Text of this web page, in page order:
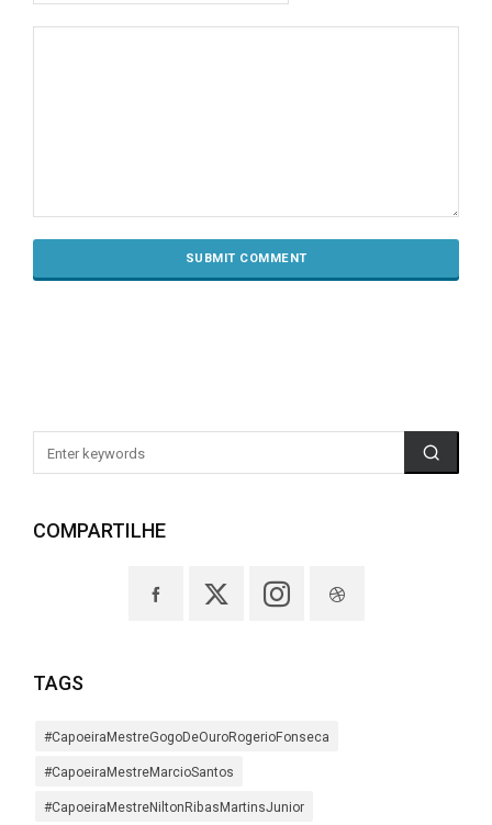
COMPARTILHE
TAGS
#CapoeiraMestreGogoDeOuroRogerioFonseca
#CapoeiraMestreMarcioSantos
#CapoeiraMestreNiltonRibasMartinsJunior